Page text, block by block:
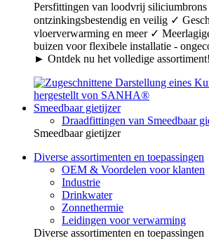
Persfittingen van loodvrij
ontzinkingsbestendig en veilig ✓
vloerverwarming en meer ✓
buizen voor flexibele installatie -
► Ontdek nu het volledige assortiment!
Smeedbaar gietijzer
Draadfittingen van Smeedbaar
Smeedbaar gietijzer
Diverse assortimenten en toepassingen
OEM & Voordelen voor klanten
Industrie
Drinkwater
Zonnethermie
Leidingen voor verwarming
Diverse assortimenten en toepassingen